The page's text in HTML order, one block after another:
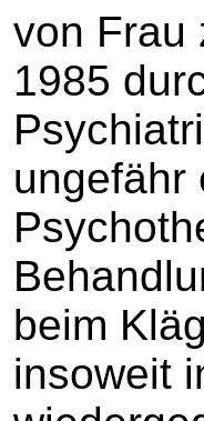
von Frau
1985
ungefähr
beim
insoweit